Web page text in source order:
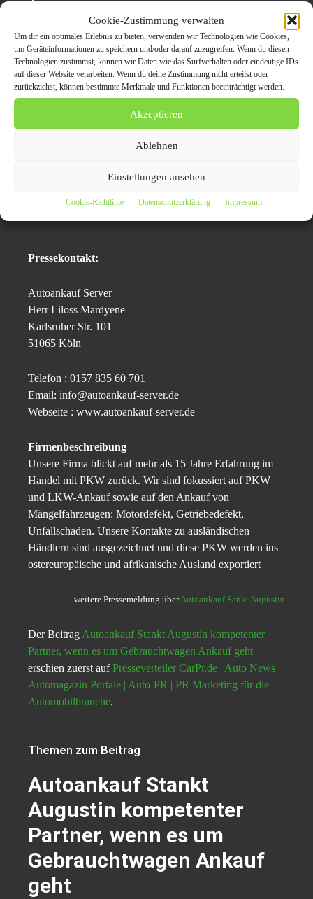
Cookie-Zustimmung verwalten
Um dir ein optimales Erlebnis zu bieten, verwenden wir Technologien wie Cookies,
um Geräteinformationen zu speichern und/oder darauf zuzugreifen. Wenn du diesen
Technologien zustimmst, können wir Daten wie das Surfverhalten oder eindeutige IDs
auf dieser Website verarbeiten. Wenn du deine Zustimmung nicht erteilst oder
zurückziehst, können bestimmte Merkmale und Funktionen beeinträchtigt werden.
Akzeptieren
Ablehnen
Einstellungen ansehen
Cookie-Richtlinie Datenschutzerklärung Impressum
Art
Für einen Autoverkauf bedarf es eines Vertrauensvotums,
das man sicher vorher aussprechen darf, denn seit über 15
Jahren kauft Autoankauf in Sankt Augustin seriöser Basis
Altfahrzeuge jeglicher Art an und leistet dabei einen
Abmelden der gebrauchten Autos. Geschulte Mitarbeiter
gewissenhaften Service bei der Übergabe des
Pressekontakt:
Autoankauf Server
Herr Liloss Mardyene
Karlsruher Str. 101
51065 Köln
Telefon : 0157 835 60 701
Email: info@autoankauf-server.de
Webseite : www.autoankauf-server.de
Firmenbeschreibung
Unsere Firma blickt auf mehr als 15 Jahre Erfahrung im
Handel mit PKW zurück. Wir sind fokussiert auf PKW
und LKW-Ankauf sowie auf den Ankauf von
Mängelfahrzeugen: Motordefekt, Getriebedefekt,
Unfallschaden. Unsere Kontakte zu ausländischen
Händlern sind ausgezeichnet und diese PKW werden ins
ostereuropäische und afrikanische Ausland exportiert
weitere Pressemeldung überAutoankauf Sankt Augustin
Der Beitrag Autoankauf Stankt Augustin kompetenter
Partner, wenn es um Gebrauchtwagen Ankauf geht
erschien zuerst aufPresseverteiler CarPr.de | Auto News |
Automagazin Portale | Auto-PR | PR Marketing für die
Automobilbranche.
Themen zum Beitrag
Autoankauf Stankt
Augustin kompetenter
Partner, wenn es um
Gebrauchtwagen Ankauf
geht